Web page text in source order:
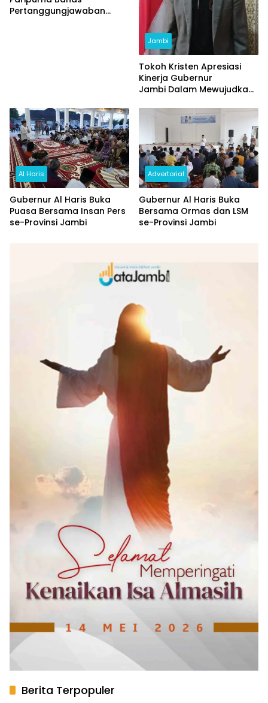
Pertanggungjawaban
Jambi
Tokoh Kristen Apresiasi
Kinerja Gubernur
Jambi Dalam Mewujudkan
Al Haris
Gubernur Al Haris Buka
Puasa Bersama Insan Pers
se-Provinsi Jambi
Advertorial
Gubernur Al Haris Buka
Bersama Ormas dan LSM
se-Provinsi Jambi
Berita Terpopuler